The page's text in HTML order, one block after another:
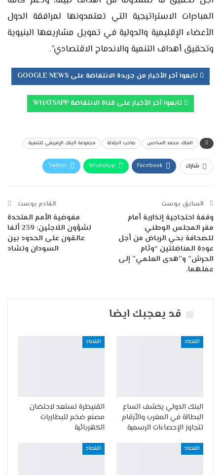
المبادرات الاستراتيجية التي تعتمدونها لمرافقة الدول
الأعضاء الإقليمية والدولية في تمويل مشاريعها البنيوية
وتحقيق أهداف التنمية والاندماج الاقتصادي”.
تابعوا آخر الأخبار من جريدة الانتفاضة على GOOGLE NEWS
تابعوا آخر الأخبار على قناة الانتفاضة WHATSAPP
الملك محمد السادس صاحب الجلالة مجموعة البنك الإفريقي للتنمية
شارك Facebook
WhatsApp
Twitter
السابق بوست
وقفة احتجاجية إنذارية أمام
مقر المجلس الوطني
للصحافة بحي الرياض من أجل
عودة المناضلتين “وئام
الحرش” و”هدى العلمي” إلى
عملهما.
القادم بوست
مفوضية الأمم المتحدة
لشؤون اللاجئين: 239 ألفا
عالقون على الحدود بين
السودان وتشاد
قد يعجبك ايضا
اقتصاد
البنك الدولي يكشف اتساع
البطالة في المغرب والأرقام
تتجاوز الإحصاءات الرسمية
اقتصاد
القنيطرة تستعد لاحتضان
مصنع ضخم للبطاريات
الكهربائية
اقتصاد اقتصاد